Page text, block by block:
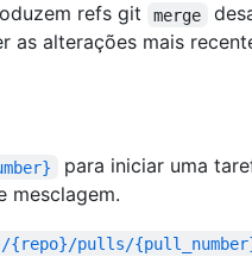
refs git
merge
as alterações mais
para iniciar uma
mesclagem.
{repo}/pulls/